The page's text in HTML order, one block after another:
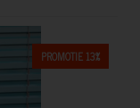
PROMOTIE 13%